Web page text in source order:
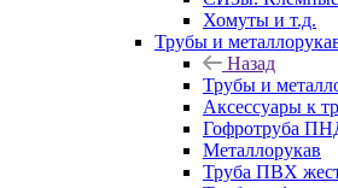
Хомуты и т.д.
Трубы и
Назад
Трубы и
Аксессуары к
Гофротруба
Металлорукав
Труба ПВХ